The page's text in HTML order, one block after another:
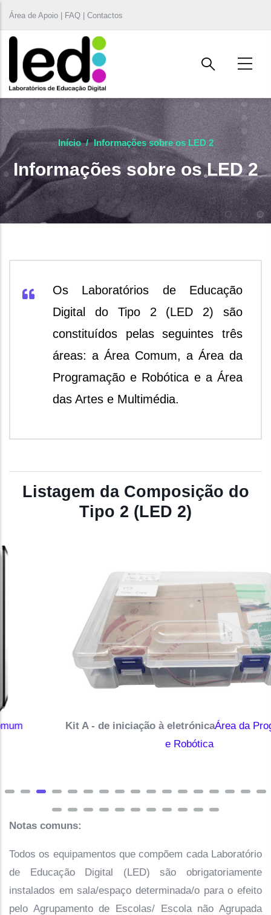
Passar para o conteúdo principal
Área de Apoio | FAQ | Contactos
Início / Informações sobre os LED 2
Informações sobre os LED 2
Os Laboratórios de Educação
Digital do Tipo 2 (LED 2) são
constituídos pelas seguintes três
áreas: a Área Comum, a Área da
Programação e Robótica e a Área
das Artes e Multimédia.
Listagem da Composição do
Tipo 2 (LED 2)
Kit A - de iniciação à eletrónicaÁrea da Programação
Notas comuns:
Todos os equipamentos que compõem cada Laboratório
de Educação Digital (LED) são obrigatoriamente
instalados em sala/espaço determinada/o para o efeito
pelo Agrupamento de Escolas/ Escola não Agrupada